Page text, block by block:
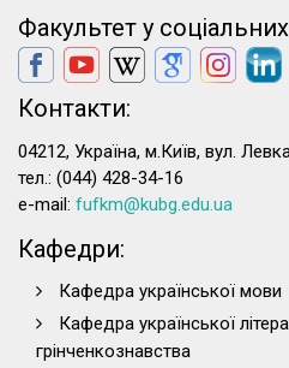
Факультет у
Контакти:
04212, Україна, м.Київ, вул.
тел.: (044) 428-34-16
e-mail: fufkm@kubg.edu.ua
Кафедри:
Кафедра української мови
Кафедра української
грінченкознавства